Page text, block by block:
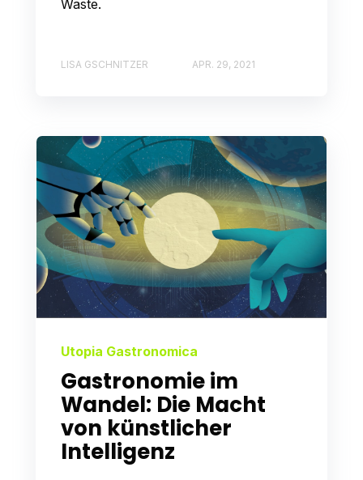
Waste.
LISA GSCHNITZER APR. 29, 2021
Utopia Gastronomica
Gastronomie im
Wandel: Die Macht
von künstlicher
Intelligenz